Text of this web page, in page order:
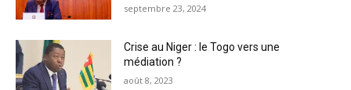
septembre 23, 2024
Crise au Niger : le Togo vers une
médiation ?
août 8, 2023